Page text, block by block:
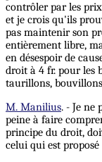
contrôler par les prix
et je crois qu'ils
pas maintenir son
entièrement libre,
en désespoir de
droit à 4 fr. pour les
taurillons, bouvillons
M. Manilius. - Je ne
peine à faire
principe du droit,
celui qui est